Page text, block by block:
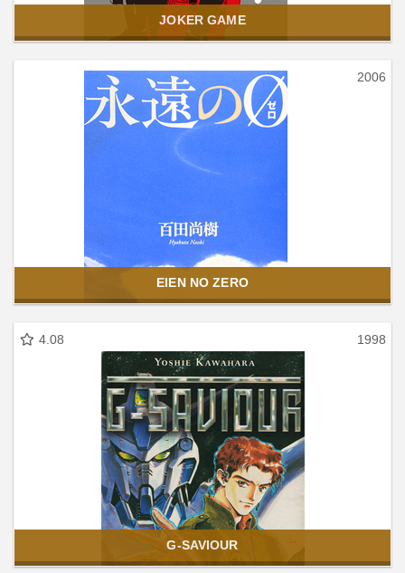
JOKER GAME
2006
EIEN NO ZERO
4.08 1998
G-SAVIOUR